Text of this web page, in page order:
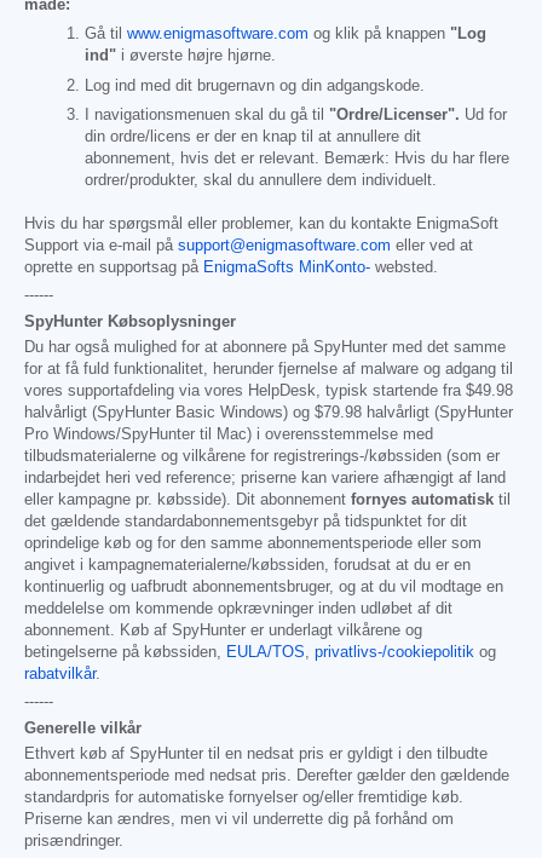
måde:
Gå til www.enigmasoftware.com og klik på knappen "Log
ind" i øverste højre hjørne.
Log ind med dit brugernavn og din adgangskode.
I navigationsmenuen skal du gå til "Ordre/Licenser". Ud for
din ordre/licens er der en knap til at annullere dit
abonnement, hvis det er relevant. Bemærk: Hvis du har flere
ordrer/produkter, skal du annullere dem individuelt.
Hvis du har spørgsmål eller problemer, kan du kontakte EnigmaSoft
Support via e-mail på support@enigmasoftware.com eller ved at
oprette en supportsag på EnigmaSofts MinKonto- websted.
------
SpyHunter Købsoplysninger
Du har også mulighed for at abonnere på SpyHunter med det samme
for at få fuld funktionalitet, herunder fjernelse af malware og adgang til
vores supportafdeling via vores HelpDesk, typisk startende fra $49.98
halvårligt (SpyHunter Basic Windows) og $79.98 halvårligt (SpyHunter
Pro Windows/SpyHunter til Mac) i overensstemmelse med
tilbudsmaterialerne og vilkårene for registrerings-/købssiden (som er
indarbejdet heri ved reference; priserne kan variere afhængigt af land
eller kampagne pr. købsside). Dit abonnement fornyes automatisk til
det gældende standardabonnementsgebyr på tidspunktet for dit
oprindelige køb og for den samme abonnementsperiode eller som
angivet i kampagnematerialerne/købssiden, forudsat at du er en
kontinuerlig og uafbrudt abonnementsbruger, og at du vil modtage en
meddelelse om kommende opkrævninger inden udløbet af dit
abonnement. Køb af SpyHunter er underlagt vilkårene og
betingelserne på købssiden, EULA/TOS, privatlivs-/cookiepolitik og
rabatvilkår.
------
Generelle vilkår
Ethvert køb af SpyHunter til en nedsat pris er gyldigt i den tilbudte
abonnementsperiode med nedsat pris. Derefter gælder den gældende
standardpris for automatiske fornyelser og/eller fremtidige køb.
Priserne kan ændres, men vi vil underrette dig på forhånd om
prisændringer.